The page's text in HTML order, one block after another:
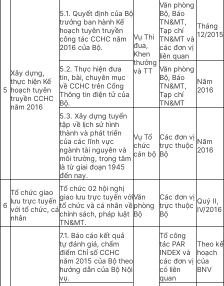
5
Xây dựng,
thực hiện Kế
hoạch tuyên
truyền CCHC
năm 2016
5.1. Quyết định của Bộ
trưởng ban hành Kế
hoạch tuyên truyền
công tác CCHC năm
2016 của Bộ.
Vụ Thi
đua,
Khen
thưởng
và TT
Văn phòng
Bộ, Báo
TN&MT,
Tạp chí
TN&MT và
các đơn vị
liên quan
Tháng
12/2015
5.2. Thực hiện đưa
tin, bài, chuyên mục
về CCHC trên Cổng
Thông tin điện tử của
Bộ.
Văn phòng
Bộ, Báo
TN&MT,
Tạp chí
TN&MT
Năm
2016
5.3. Xây dựng tuyển
tập về lịch sử hình
thành và phát triển
của các lĩnh vực
ngành tài nguyên và
môi trường, trọng tâm
là từ giai đoạn 1945
đến nay.
Vụ Tổ
chức
cán bộ
Các đơn vị
trực thuộc
Bộ
Năm
2016
6
Tổ chức giao
lưu trực tuyến
với tổ chức, cá
nhân
Tổ chức 02 hội nghị
giao lưu trực tuyến với
tổ chức và cá nhân về
chính sách, pháp luật
TN&MT.
Văn
phòng
Bộ
Các đơn vị
trực thuộc
Bộ
Quý II,
IV/2016
7.1. Báo cáo kết quả
tự đánh giá, chấm
điểm Chỉ số CCHC
năm 2015 của Bộ theo
hướng dẫn của Bộ Nội
vụ.
Tổ công
tác PAR
INDEX và
các đơn vị
có liên
quan
Theo kế
hoạch
của
BNV